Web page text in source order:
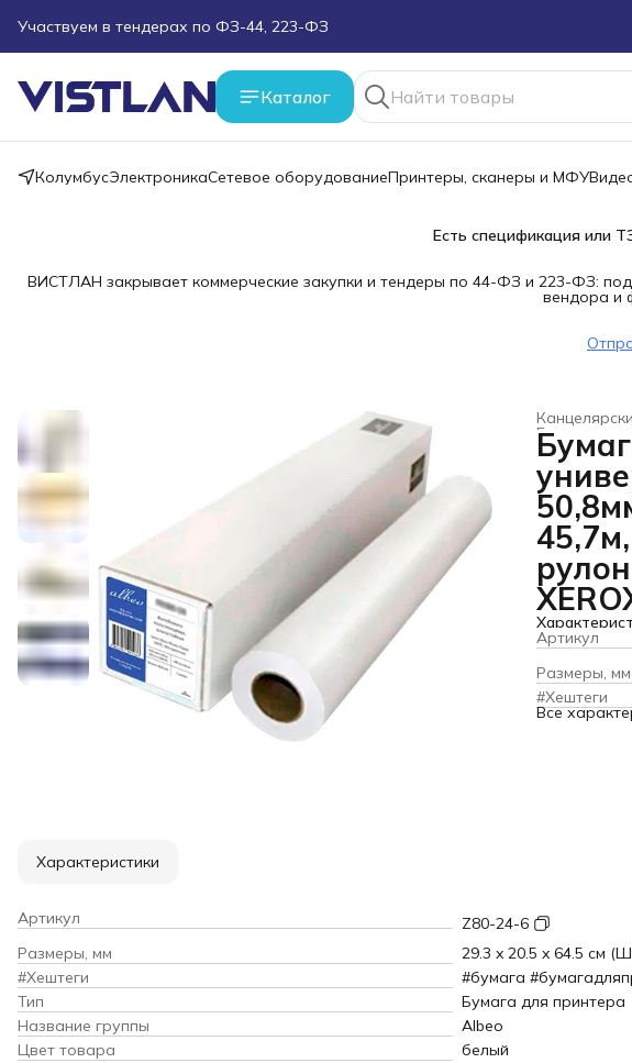
Поможем подобрать оборудование под ТЗ
Пуско-наладочные работы
Более 100 000 позиций в наличии и под заказ
Каталог
КолумбусЭлектроникаСетевое оборудованиеПринтеры, сканеры и МФУ
Есть спецификация или
ВИСТЛАН закрывает коммерческие закупки и тендеры по 44-ФЗ и 223-ФЗ:
вендора и
Главная
Артикул
Размеры, мм
#Хештеги
Все
Характеристики
Артикул
Z80-24-6
Размеры, мм
29.3 x 20.5 x 64.5 см
#Хештеги
#бумага
Тип
Бумага для принтера
Название группы
Albeo
Цвет товара
белый